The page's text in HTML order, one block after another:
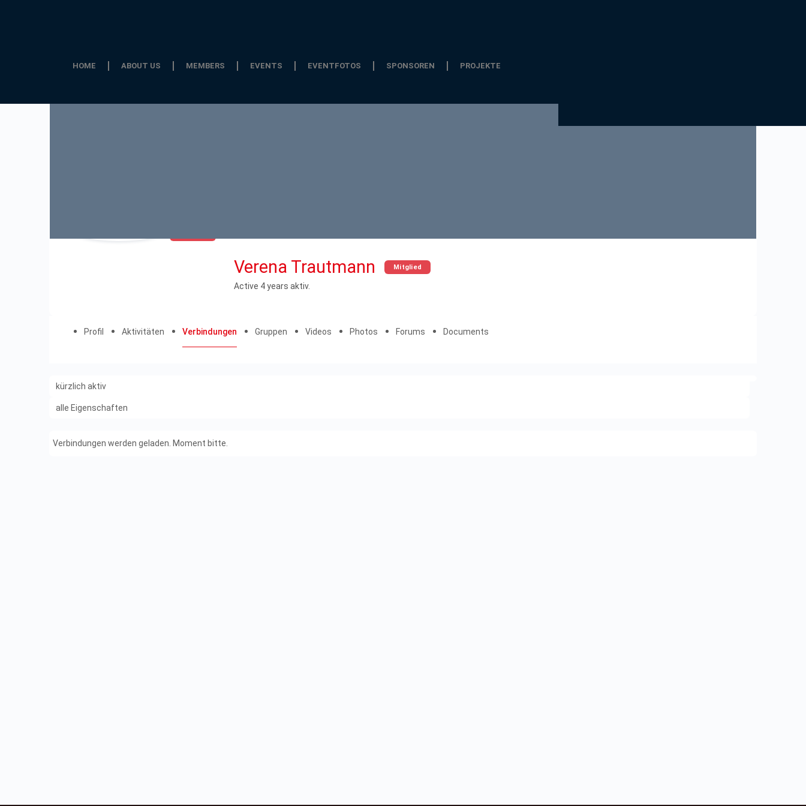
HOME ABOUT US MEMBERS EVENTS EVENTFOTOS SPONSOREN PROJEKTE
Verena Trautmann Mitglied
Active 4 years aktiv.
Profil Aktivitäten Verbindungen Gruppen Videos Photos Forums Documents
Show:
Show:
Verbindungen werden geladen. Moment bitte.